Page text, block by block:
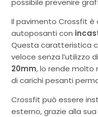
possibile prevenire
Il pavimento Crossfit
autoposanti con
Questa caratteristica
veloce senza l’utilizzo
20mm, lo rende molto
di carichi pesanti
Crossfit può essere
esterno, grazie alla sua